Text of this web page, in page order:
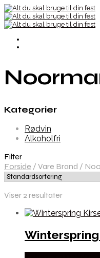
Kategorier
Rødvin
Alkoholfri
Filter
Forside / Vare Brand /
Viser 2 resultater